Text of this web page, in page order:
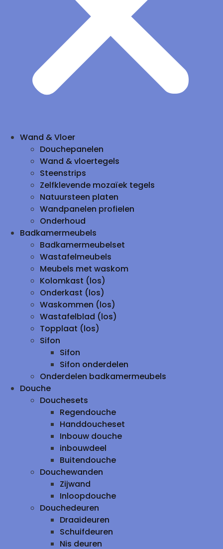
Wand & Vloer
Douchepanelen
Wand & vloertegels
Steenstrips
Zelfklevende mozaïek tegels
Natuursteen platen
Wandpanelen profielen
Onderhoud
Badkamermeubels
Badkamermeubelset
Wastafelmeubels
Meubels met waskom
Kolomkast (los)
Onderkast (los)
Waskommen (los)
Wastafelblad (los)
Topplaat (los)
Sifon
Sifon
Sifon onderdelen
Onderdelen badkamermeubels
Douche
Douchesets
Regendouche
Handdoucheset
Inbouw douche
inbouwdeel
Buitendouche
Douchewanden
Zijwand
Inloopdouche
Douchedeuren
Draaideuren
Schuifdeuren
Nis deuren